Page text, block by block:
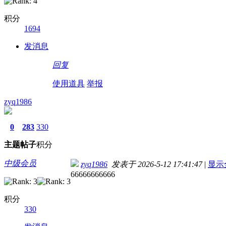
积分
1694
发消息
回复
使用道具 举报
zyq1986
0
主题
283
帖子
330
积分
中级会员
积分
330
zyq1986 发表于 2026-5-12 17:41:47 | 显
66666666666